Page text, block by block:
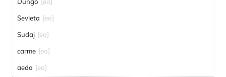
Sevleta [eo]
Sudaj [eo]
carme [eo]
aedo [eo]